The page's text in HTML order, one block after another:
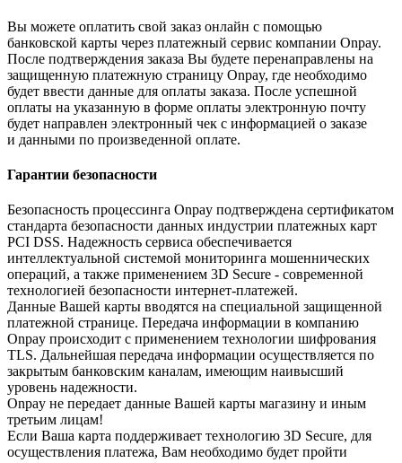
Вы можете оплатить свой заказ онлайн с помощью
банковской карты через платежный сервис компании Onpay.
После подтверждения заказа Вы будете перенаправлены на
защищенную платежную страницу Onpay, где необходимо
будет ввести данные для оплаты заказа. После успешной
оплаты на указанную в форме оплаты электронную почту
будет направлен электронный чек с информацией о заказе
и данными по произведенной оплате.
Гарантии безопасности
Безопасность процессинга Onpay подтверждена сертификатом
стандарта безопасности данных индустрии платежных карт
PCI DSS. Надежность сервиса обеспечивается
интеллектуальной системой мониторинга мошеннических
операций, а также применением 3D Secure - современной
технологией безопасности интернет-платежей.
Данные Вашей карты вводятся на специальной защищенной
платежной странице. Передача информации в компанию
Onpay происходит с применением технологии шифрования
TLS. Дальнейшая передача информации осуществляется по
закрытым банковским каналам, имеющим наивысший
уровень надежности.
Onpay не передает данные Вашей карты магазину и иным
третьим лицам!
Если Ваша карта поддерживает технологию 3D Secure, для
осуществления платежа, Вам необходимо будет пройти